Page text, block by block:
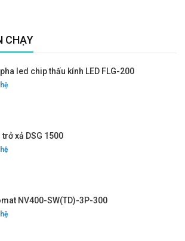
CHẠY
led chip thấu kính LED FLG-200
xả DSG 1500
NV400-SW(TD)-3P-300